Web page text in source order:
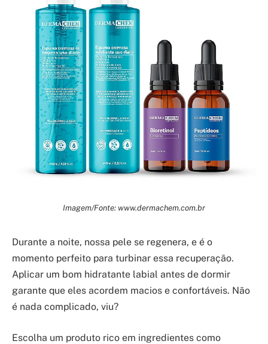
Imagem/Fonte: www.dermachem.com.br
Durante a noite, nossa pele se regenera, e é o
momento perfeito para turbinar essa recuperação.
Aplicar um bom hidratante labial antes de dormir
garante que eles acordem macios e confortáveis. Não
é nada complicado, viu?
Escolha um produto rico em ingredientes como